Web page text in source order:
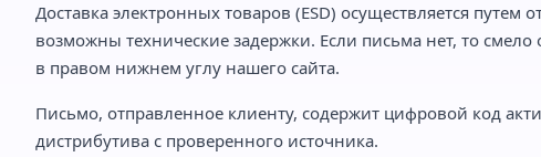
Доставка электронных товаров (ESD) осуществляется
возможны технические задержки. Если письма нет, то
в правом нижнем углу нашего сайта.
Письмо, отправленное клиенту, содержит цифровой код
дистрибутива с проверенного источника.